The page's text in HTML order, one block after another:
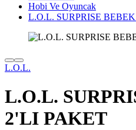
Hobi Ve Oyuncak
L.O.L. SURPRISE
L.O.L.
L.O.L.
2'LI PAKET